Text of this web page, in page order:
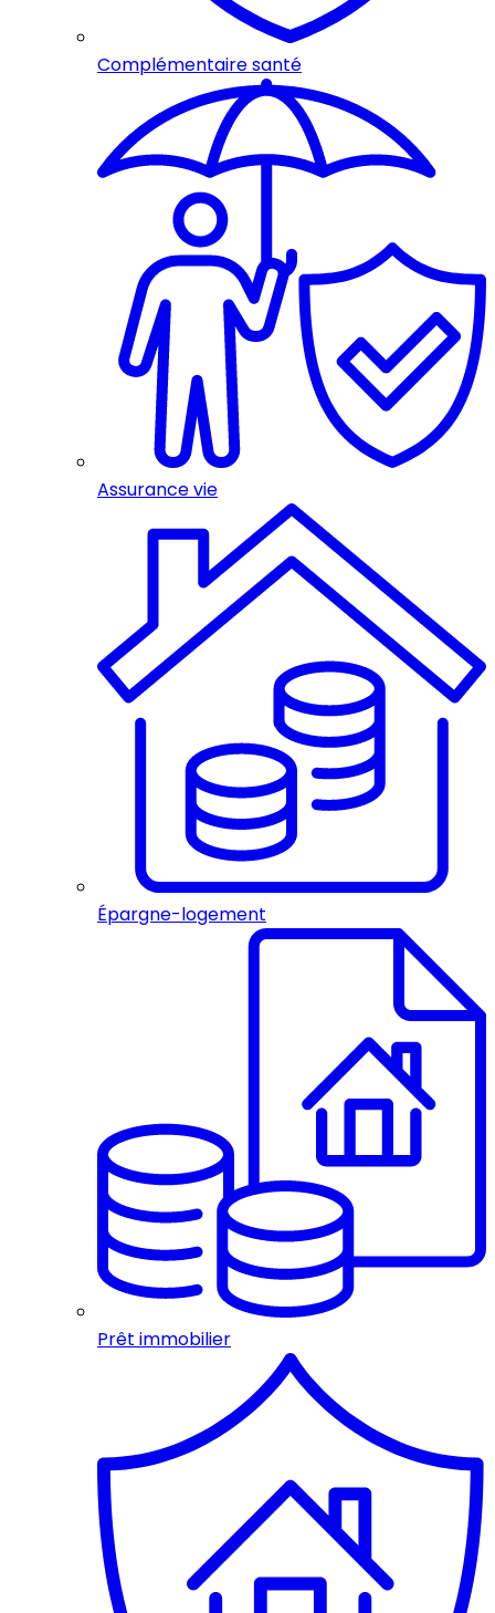
Complémentaire santé
Assurance vie
Épargne-logement
Prêt immobilier